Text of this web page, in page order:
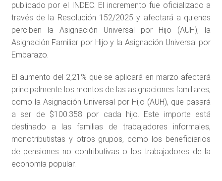
publicado por el INDEC. El incremento fue oficializado a
través de la Resolución 152/2025 y afectará a quienes
perciben la Asignación Universal por Hijo (AUH), la
Asignación Familiar por Hijo y la Asignación Universal por
Embarazo.
El aumento del 2,21% que se aplicará en marzo afectará
principalmente los montos de las asignaciones familiares,
como la Asignación Universal por Hijo (AUH), que pasará
a ser de $100.358 por cada hijo. Este importe está
destinado a las familias de trabajadores informales,
monotributistas y otros grupos, como los beneficiarios
de pensiones no contributivas o los trabajadores de la
economía popular.